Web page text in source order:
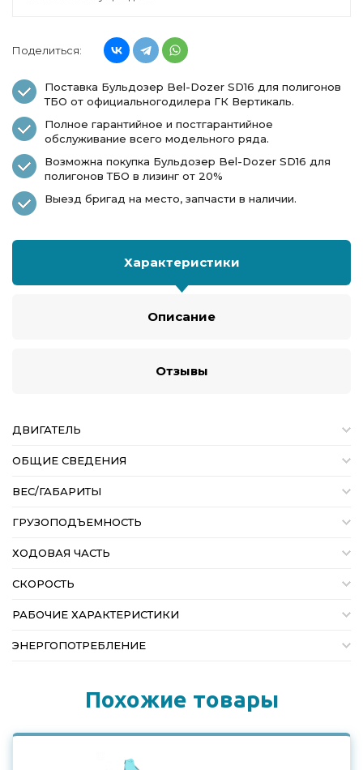
Поделиться:
Поставка Бульдозер Bel-Dozer SD16 для полигонов
ТБО от официальногодилера ГК Вертикаль.
Полное гарантийное и постгарантийное
обслуживание всего модельного ряда.
Возможна покупка Бульдозер Bel-Dozer SD16 для
полигонов ТБО в лизинг от 20%
Выезд бригад на место, запчасти в наличии.
Характеристики
Описание
Отзывы
ДВИГАТЕЛЬ
ОБЩИЕ СВЕДЕНИЯ
ВЕС/ГАБАРИТЫ
ГРУЗОПОДЪЕМНОСТЬ
ХОДОВАЯ ЧАСТЬ
СКОРОСТЬ
РАБОЧИЕ ХАРАКТЕРИСТИКИ
ЭНЕРГОПОТРЕБЛЕНИЕ
Похожие товары